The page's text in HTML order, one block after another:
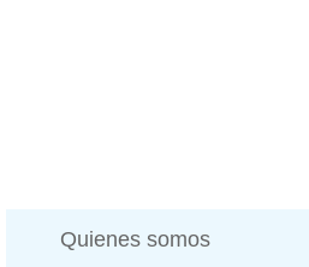
Quienes somos